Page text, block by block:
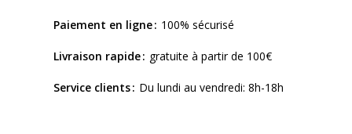
Paiement en ligne 100% sécurisé
Livraison rapide gratuite à partir de 100€
Service clients Du lundi au vendredi: 8h-18h